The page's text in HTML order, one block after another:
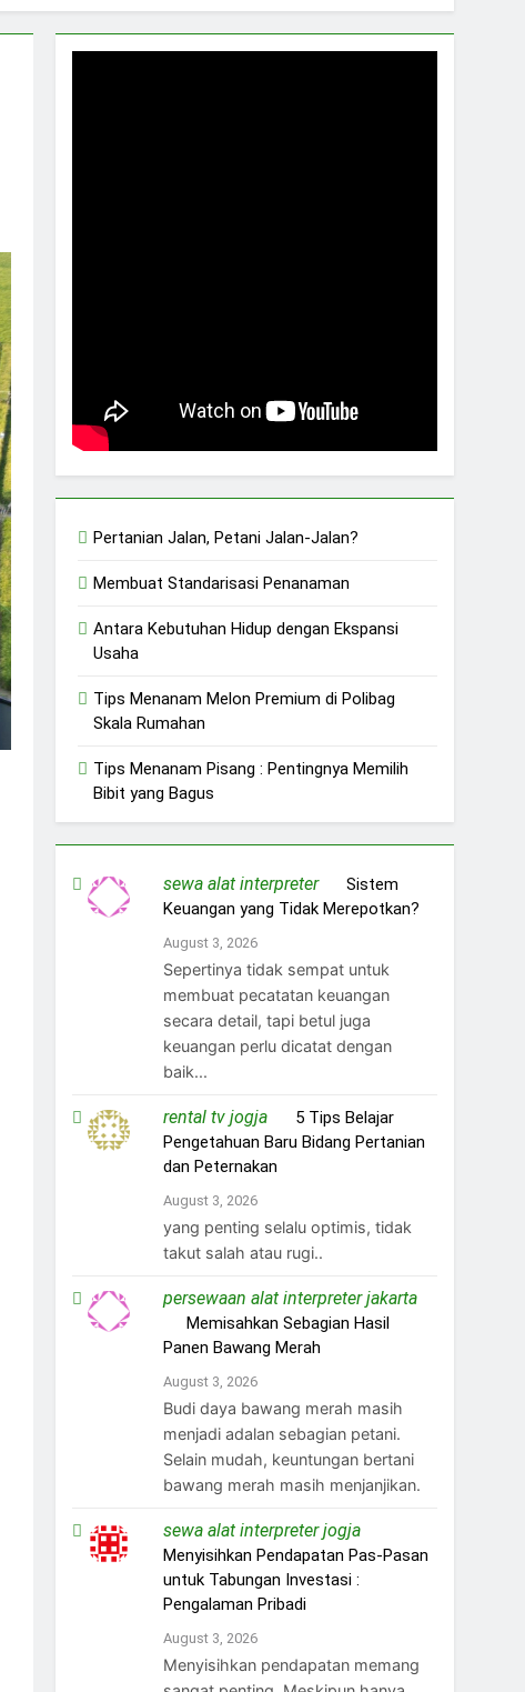
Pertanian Jalan, Petani Jalan-Jalan?
Membuat Standarisasi Penanaman
Antara Kebutuhan Hidup dengan Ekspansi
Usaha
Tips Menanam Melon Premium di Polibag
Skala Rumahan
Tips Menanam Pisang : Pentingnya Memilih
Bibit yang Bagus
sewa alat interpreteron Sistem
Keuangan yang Tidak Merepotkan?
August 3, 2026
Sepertinya tidak sempat untuk
membuat pecatatan keuangan
secara detail, tapi betul juga
keuangan perlu dicatat dengan
baik...
rental tv jogjaon 5 Tips Belajar
Pengetahuan Baru Bidang Pertanian
dan Peternakan
August 3, 2026
yang penting selalu optimis, tidak
takut salah atau rugi..
persewaan alat interpreter jakarta
Memisahkan Sebagian Hasil
Panen Bawang Merah
August 3, 2026
Budi daya bawang merah masih
menjadi adalan sebagian petani.
Selain mudah, keuntungan bertani
bawang merah masih menjanjikan.
sewa alat interpreter jogjaon
Menyisihkan Pendapatan Pas-Pasan
untuk Tabungan Investasi :
Pengalaman Pribadi
August 3, 2026
Menyisihkan pendapatan memang